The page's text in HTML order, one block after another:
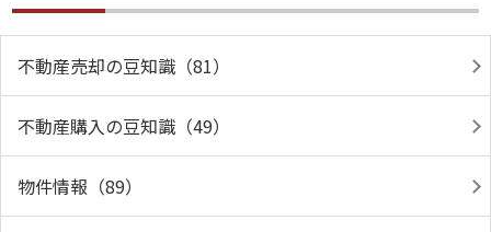
不動産売却の豆知識（81）
不動産購入の豆知識（49）
物件情報（89）